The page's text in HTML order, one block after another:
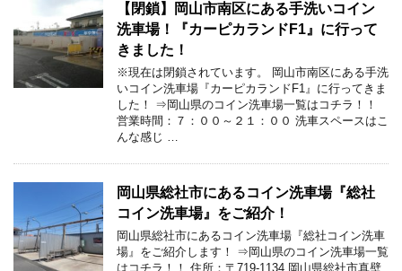
【閉鎖】岡山市南区にある手洗いコイン
洗車場！『カーピカランドF1』に行って
きました！
※現在は閉鎖されています。 岡山市南区にある手洗
いコイン洗車場『カーピカランドF1』に行ってきま
した！ ⇒岡山県のコイン洗車場一覧はコチラ！！
営業時間：７：００～２１：００ 洗車スペースはこ
んな感じ …
岡山県総社市にあるコイン洗車場『総社
コイン洗車場』をご紹介！
岡山県総社市にあるコイン洗車場『総社コイン洗車
場』をご紹介します！ ⇒岡山県のコイン洗車場一覧
はコチラ！！ 住所：〒719-1134 岡山県総社市真壁